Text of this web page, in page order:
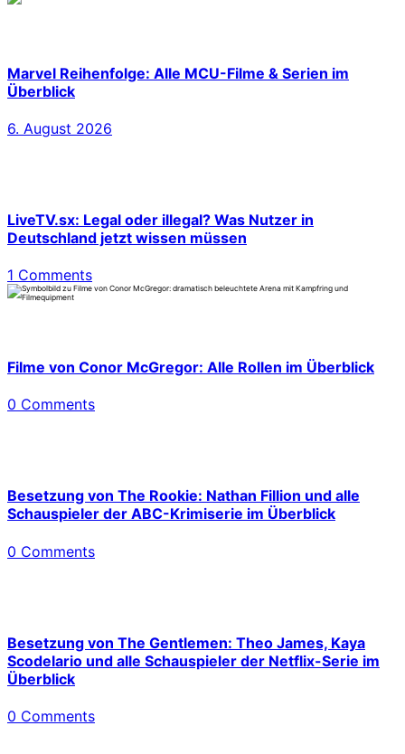
Marvel Reihenfolge: Alle MCU-Filme & Serien im
Überblick
6. August 2026
LiveTV.sx: Legal oder illegal? Was Nutzer in
Deutschland jetzt wissen müssen
1 Comments
Filme von Conor McGregor: Alle Rollen im Überblick
0 Comments
Besetzung von The Rookie: Nathan Fillion und alle
Schauspieler der ABC-Krimiserie im Überblick
0 Comments
Besetzung von The Gentlemen: Theo James, Kaya
Scodelario und alle Schauspieler der Netflix-Serie im
Überblick
0 Comments